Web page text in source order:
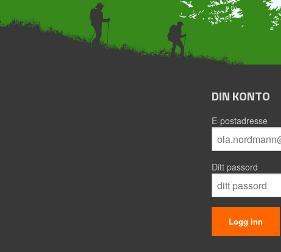
DIN KONTO
E-postadresse
Ditt passord